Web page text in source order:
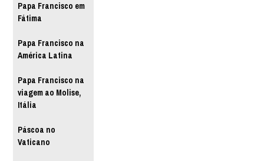
Papa Francisco em
Fátima
Papa Francisco na
América Latina
Papa Francisco na
viagem ao Molise,
Itália
Páscoa no
Vaticano